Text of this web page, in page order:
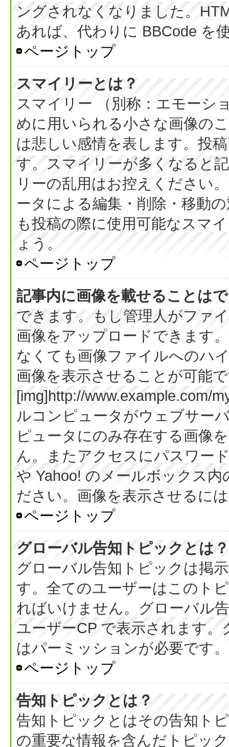
ングされなくなりました。
あれば、代わりに BBCode を
ページトップ
スマイリーとは？
スマイリー （別称：エモーシ
めに用いられる小さな画像の
は悲しい感情を表します。投
す。スマイリーが多くなると
リーの乱用はお控えください
ータによる編集・削除・移動
も投稿の際に使用可能なスマ
ょう。
ページトップ
記事内に画像を載せることは
できます。もし管理人がファ
画像をアップロードできます
なくても画像ファイルへのハ
画像を表示させることが可能
[img]http://www.example.com/
ルコンピュータがウェブサー
ピュータにのみ存在する画像
ん。またアクセスにパスワー
や Yahoo! のメールボックス
ださい。画像を表示させるに
ページトップ
グローバル告知トピックとは？
グローバル告知トピックは掲
す。全てのユーザーはこのト
ればいけません。グローバル
ユーザーCP で表示されます
はパーミッションが必要です。
ページトップ
告知トピックとは？
告知トピックとはその告知ト
の重要な情報を含んだトピッ